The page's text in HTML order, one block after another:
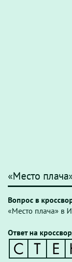
«Место
Вопрос в
«Место плача» в
Ответ на